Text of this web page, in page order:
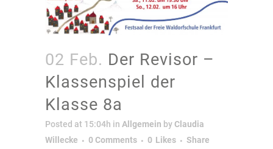
02 Feb. Der Revisor –
Klassenspiel der
Klasse 8a
Posted at 15:04h in Allgemein byClaudia
Willecke
0 Comments 0 Likes Share